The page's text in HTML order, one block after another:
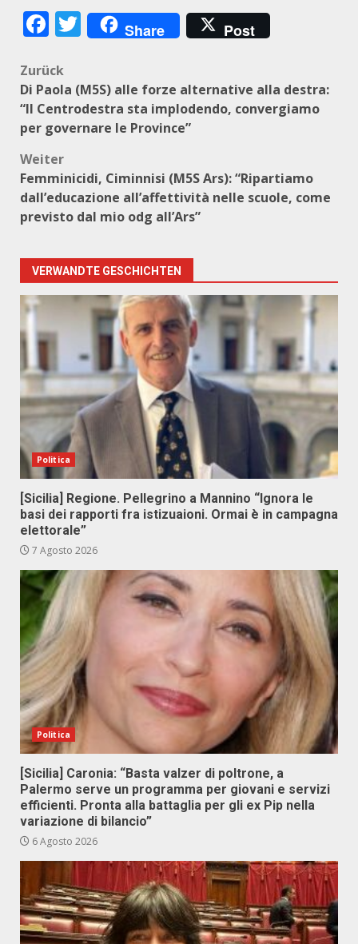
Facebook
Twitter
Share Post
Beitragsnavigation
Zurück
Di Paola (M5S) alle forze alternative alla destra:
“Il Centrodestra sta implodendo, convergiamo
per governare le Province”
Weiter
Femminicidi, Ciminnisi (M5S Ars): “Ripartiamo
dall’educazione all’affettività nelle scuole, come
previsto dal mio odg all’Ars”
VERWANDTE GESCHICHTEN
Politica
[Sicilia] Regione. Pellegrino a Mannino “Ignora le
basi dei rapporti fra istizuaioni. Ormai è in campagna
elettorale”
7 Agosto 2026
Politica
[Sicilia] Caronia: “Basta valzer di poltrone, a
Palermo serve un programma per giovani e servizi
efficienti. Pronta alla battaglia per gli ex Pip nella
variazione di bilancio”
6 Agosto 2026